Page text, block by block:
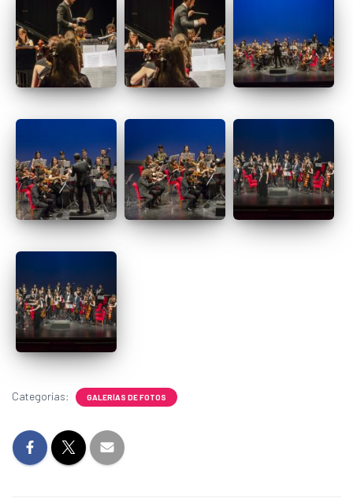
Categorías: GALERÍAS DE FOTOS